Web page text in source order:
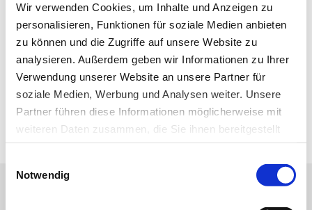
Wir verwenden Cookies, um Inhalte und Anzeigen zu
personalisieren, Funktionen für soziale Medien anbieten
zu können und die Zugriffe auf unsere Website zu
analysieren. Außerdem geben wir Informationen zu Ihrer
Verwendung unserer Website an unsere Partner für
soziale Medien, Werbung und Analysen weiter. Unsere
Partner führen diese Informationen möglicherweise mit
weiteren Daten zusammen, die Sie ihnen bereitgestellt
haben oder die sie im Rahmen Ihrer Nutzung der Dienste
Notwendig
Ich habe die Hinweise zum Datenschutz gelesen.*
Newsletter abonnieren
* Pflichtfeld